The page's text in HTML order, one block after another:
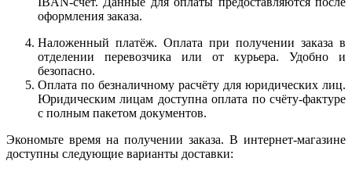
оформления заказа.
Наложенный платёж. Оплата при получении заказа в
отделении перевозчика или от курьера. Удобно и
безопасно.
Оплата по безналичному расчёту для юридических лиц.
Юридическим лицам доступна оплата по счёту-фактуре
с полным пакетом документов.
Экономьте время на получении заказа. В интернет-магазине
доступны следующие варианты доставки: